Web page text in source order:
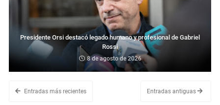
Presidente Orsi destacó legado humano y profesional de Gabriel
Rossi
8 de agosto de 2026
Entradas más recientes Entradas antiguas